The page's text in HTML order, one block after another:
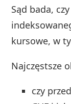
Sąd bada,
kursowe, w
Najczęstsze
czy